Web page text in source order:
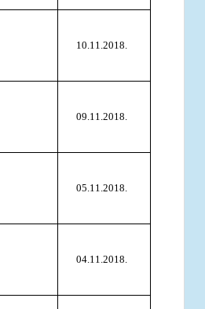
10.11.2018.
09.11.2018.
05.11.2018.
04.11.2018.